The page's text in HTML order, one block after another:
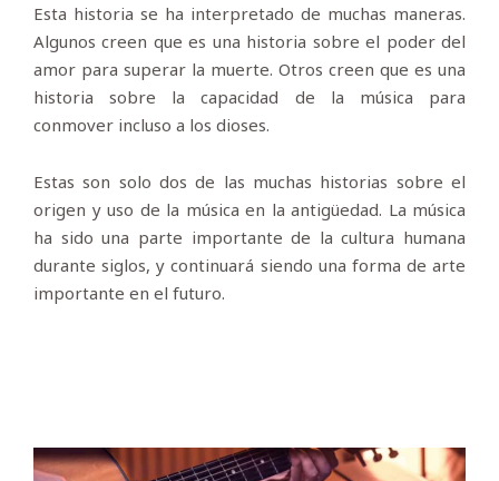
Esta historia se ha interpretado de muchas maneras.
Algunos creen que es una historia sobre el poder del
amor para superar la muerte. Otros creen que es una
historia sobre la capacidad de la música para
conmover incluso a los dioses.
Estas son solo dos de las muchas historias sobre el
origen y uso de la música en la antigüedad. La música
ha sido una parte importante de la cultura humana
durante siglos, y continuará siendo una forma de arte
importante en el futuro.